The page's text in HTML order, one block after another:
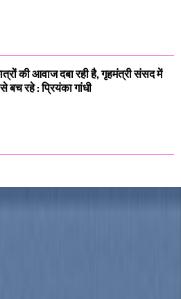
की आवाज दबा रही है, गृहमंत्री संसद में
बच रहे : प्रियंका गांधी